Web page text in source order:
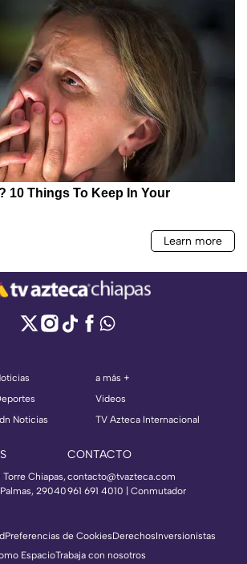
Noticias
a más +
Videos
TV Azteca Internacional
Torre Chiapas,
29040
CONTACTO
contacto@tvazteca.com
961 691 4010 | Conmutador
Preferencias de CookiesDerechosInversionistas
EspacioTrabaja con nosotros